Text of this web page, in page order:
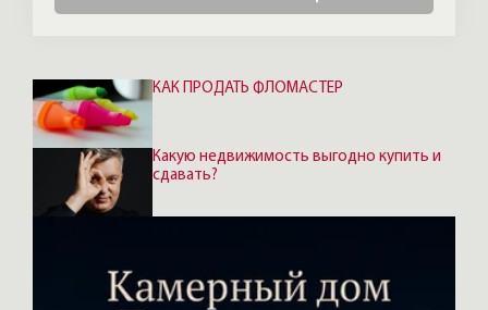
договоры, а обеспечительный платёж
КАК ПРОДАТЬ ФЛОМАСТЕР
Какую недвижимость выгодно купить и
сдавать?